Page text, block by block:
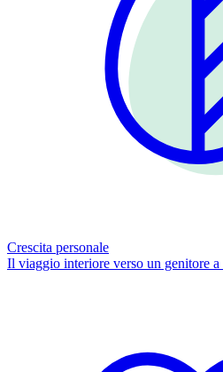
Crescita personale
Il viaggio interiore verso un genitore a